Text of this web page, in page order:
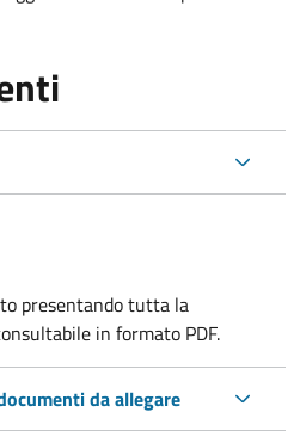
presentando tutta la
in formato PDF.
da allegare